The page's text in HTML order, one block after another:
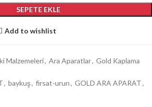
SEPETE EKLE
Add to wishlist
Malzemeleri, Ara Aparatlar, Gold Kaplama
, baykuş, firsat-urun, GOLD ARA APARAT,